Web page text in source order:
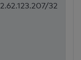
32